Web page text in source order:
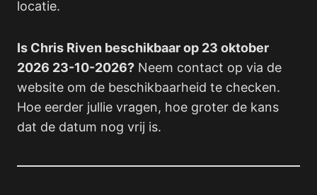
locatie.
Is Chris Riven beschikbaar op 23 oktober
2026 23-10-2026? Neem contact op via de
website om de beschikbaarheid te checken.
Hoe eerder jullie vragen, hoe groter de kans
dat de datum nog vrij is.